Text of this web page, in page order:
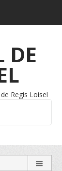
DE
Regis Loisel